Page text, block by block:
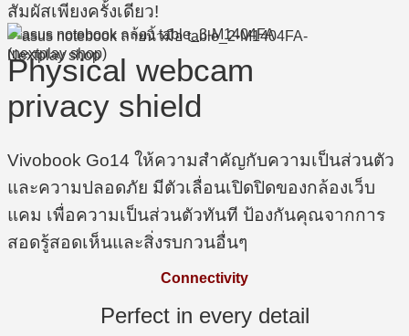
สัมผัสเพียงครั้งเดียว!
Physical webcam
privacy shield
Vivobook Go14 ให้ความสำคัญกับความเป็นส่วนตัว
และความปลอดภัย มีตัวเลื่อนเปิดปิดของกล้องเว็บ
แคม เพื่อความเป็นส่วนตัวทันที ป้องกันคุณจากการ
สอดรู้สอดเห็นและสิ่งรบกวนอื่นๆ
Connectivity
Perfect in every detail